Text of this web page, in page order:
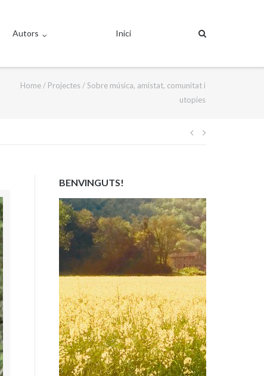
Autors Inici
Home/ Projectes/Sobre música, amistat, comunitat i
utopies
Navegació
BENVINGUTS!